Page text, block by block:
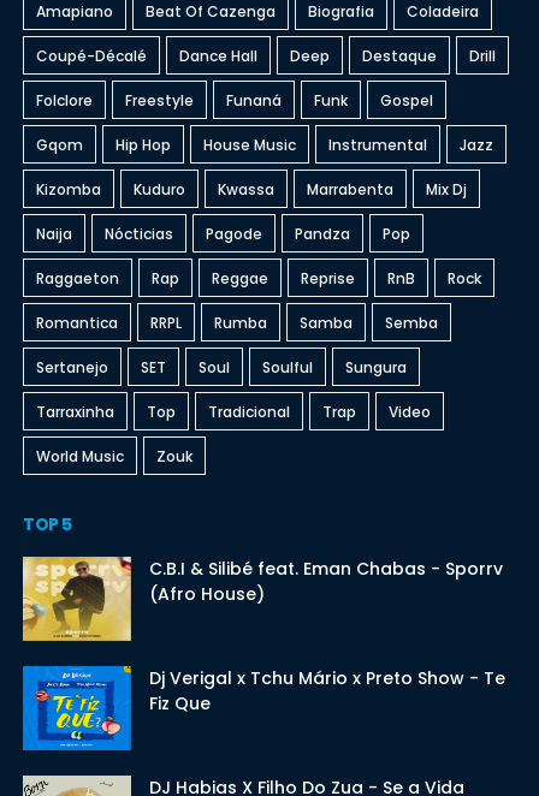
Amapiano Beat Of Cazenga Biografia Coladeira
Coupé-Décalé Dance Hall Deep Destaque Drill
Folclore Freestyle Funaná Funk Gospel
Gqom Hip Hop House Music Instrumental Jazz
Kizomba Kuduro Kwassa Marrabenta Mix Dj
Naija Nócticias Pagode Pandza Pop
Raggaeton Rap Reggae Reprise RnB Rock
Romantica RRPL Rumba Samba Semba
Sertanejo SET Soul Soulful Sungura
Tarraxinha Top Tradicional Trap Video
World Music Zouk
TOP 5
C.B.I & Silibé feat. Eman Chabas - Sporrv
(Afro House)
Dj Verigal x Tchu Mário x Preto Show - Te
Fiz Que
DJ Habias X Filho Do Zua - Se a Vida